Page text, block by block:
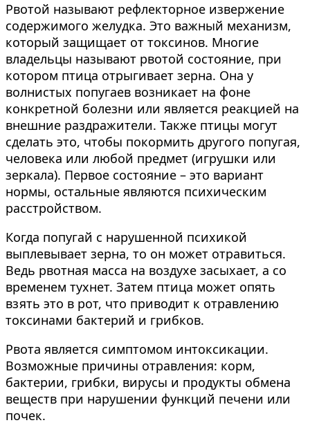
Рвотой называют рефлекторное извержение
содержимого желудка. Это важный механизм,
который защищает от токсинов. Многие
владельцы называют рвотой состояние, при
котором птица отрыгивает зерна. Она у
волнистых попугаев возникает на фоне
конкретной болезни или является реакцией на
внешние раздражители. Также птицы могут
сделать это, чтобы покормить другого попугая,
человека или любой предмет (игрушки или
зеркала). Первое состояние – это вариант
нормы, остальные являются психическим
расстройством.
Когда попугай с нарушенной психикой
выплевывает зерна, то он может отравиться.
Ведь рвотная масса на воздухе засыхает, а со
временем тухнет. Затем птица может опять
взять это в рот, что приводит к отравлению
токсинами бактерий и грибков.
Рвота является симптомом интоксикации.
Возможные причины отравления: корм,
бактерии, грибки, вирусы и продукты обмена
веществ при нарушении функций печени или
почек.